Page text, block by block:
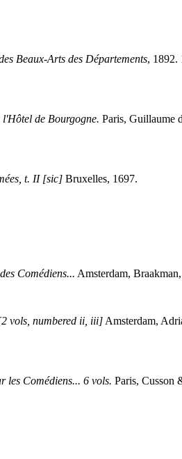
Beaux-Arts des Départements, 1892.
l'Hôtel de Bourgogne. Paris, Guillaume
t. II [sic]Bruxelles, 1697.
Comédiens... Amsterdam,
vols, numbered ii, iii]Amsterdam,
les Comédiens... 6 vols. Paris, Cusson